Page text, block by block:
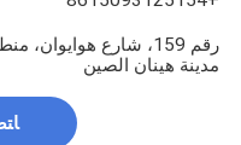
رقم 159، شارع
مدينة هينان الصين